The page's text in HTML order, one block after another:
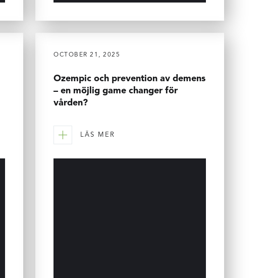
OCTOBER 21, 2025
Ozempic och prevention av demens
– en möjlig game changer för
vården?
LÄS MER